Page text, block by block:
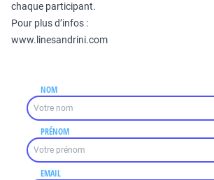
chaque participant.
Pour plus d’infos :
www.linesandrini.com
NOM
PRÉNOM
EMAIL